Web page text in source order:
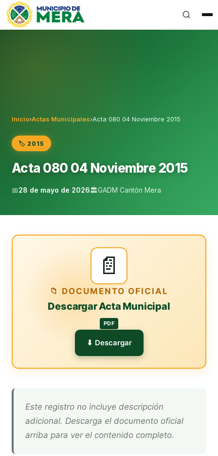
Gobierno Autónomo Descentralizado Municipal del
Inicio›Actas Municipales›Acta 080 04 Noviembre 2015
🏷️ 2015
Acta 080 04 Noviembre 2015
📅28 de mayo de 2026🏛️GADM Cantón Mera
📄
📁 DOCUMENTO OFICIAL
Descargar Acta Municipal
PDF
⬇ Descargar
Este registro no incluye descripción
adicional. Descarga el documento oficial
arriba para ver el contenido completo.